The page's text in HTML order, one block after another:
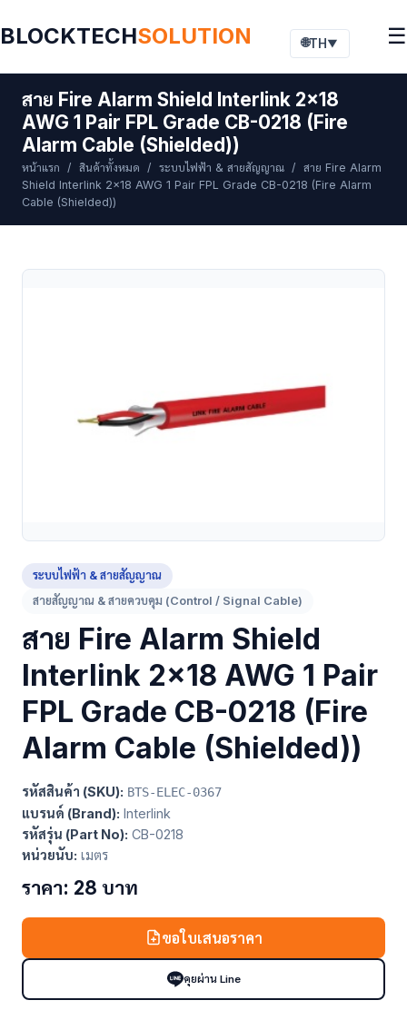
BLOCKTECHSOLUTION 🌐TH ▼ ☰
สาย Fire Alarm Shield Interlink 2x18
AWG 1 Pair FPL Grade CB-0218 (Fire
Alarm Cable (Shielded))
หน้าแรก / สินค้าทั้งหมด / ระบบไฟฟ้า & สายสัญญาณ / สาย Fire Alarm
Shield Interlink 2x18 AWG 1 Pair FPL Grade CB-0218 (Fire Alarm
Cable (Shielded))
ระบบไฟฟ้า & สายสัญญาณ
สายสัญญาณ & สายควบคุม (Control / Signal Cable)
สาย Fire Alarm Shield
Interlink 2x18 AWG 1 Pair
FPL Grade CB-0218 (Fire
Alarm Cable (Shielded))
รหัสสินค้า (SKU): BTS-ELEC-0367
แบรนด์ (Brand): Interlink
รหัสรุ่น (Part No): CB-0218
หน่วยนับ: เมตร
ราคา: 28 บาท
ขอใบเสนอราคา
คุยผ่าน Line